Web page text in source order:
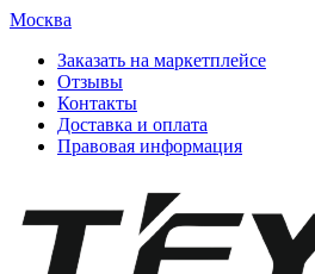
Москва
Заказать на маркетплейсе
Отзывы
Контакты
Доставка и оплата
Правовая информация